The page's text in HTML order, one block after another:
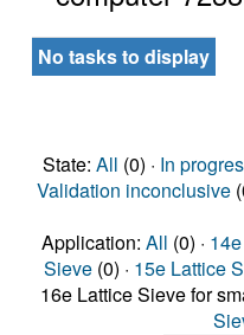
No tasks to display
State: All (0) · In
Validation inconclusive
Application: All (0) ·
Sieve (0) · 15e Lattice
16e Lattice Sieve for